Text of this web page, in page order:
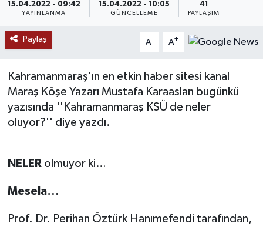
15.04.2022 - 09:42
YAYINLANMA
15.04.2022 - 10:05
GÜNCELLEME
41
PAYLAŞIM
Paylaş A- A+
Kahramanmaraş'ın en etkin haber sitesi kanal
Maraş Köşe Yazarı Mustafa Karaaslan bugünkü
yazısında ''Kahramanmaraş KSÜ de neler
oluyor?'' diye yazdı.
NELERolmuyor ki…
Mesela…
Prof. Dr. Perihan Öztürk Hanımefendi tarafından,
GÜNDEM
MAGAZİN
EĞİTİM
BÖLGE
KEŞFET
POPÜLER
DÜNYA
Son Dakika Haberleri
Haber Arşivi